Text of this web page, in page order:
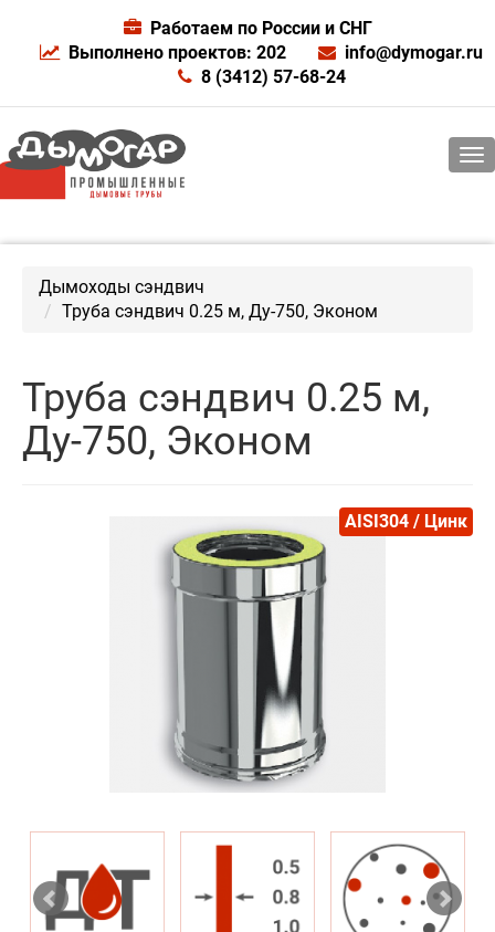
Работаем по России и СНГ
Выполнено проектов: 202
info@dymogar.ru
8 (3412) 57-68-24
Дымоходы сэндвич
Труба сэндвич 0.25 м, Ду-750, Эконом
Труба сэндвич 0.25 м,
Ду-750, Эконом
AISI304 / Цинк